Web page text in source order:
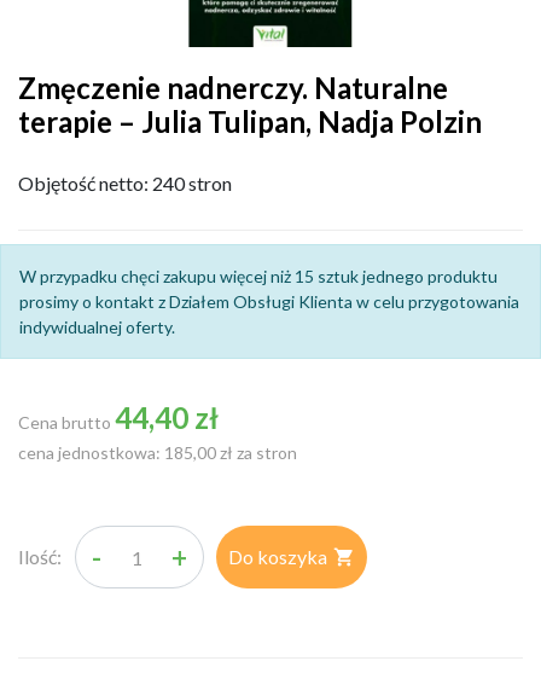
Zmęczenie nadnerczy. Naturalne
terapie – Julia Tulipan, Nadja Polzin
Objętość netto: 240 stron
W przypadku chęci zakupu więcej niż 15 sztuk jednego produktu
prosimy o kontakt z Działem Obsługi Klienta w celu przygotowania
indywidualnej oferty.
Cena brutto 44,40 zł
cena jednostkowa: 185,00 zł za stron
Ilość: - + Do koszyka 